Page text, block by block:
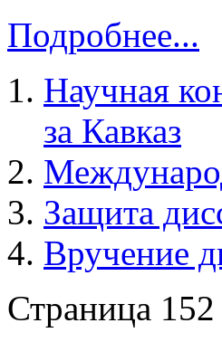
Подробнее...
Научная
за Кавказ
Защита
Вручение
Страница 152